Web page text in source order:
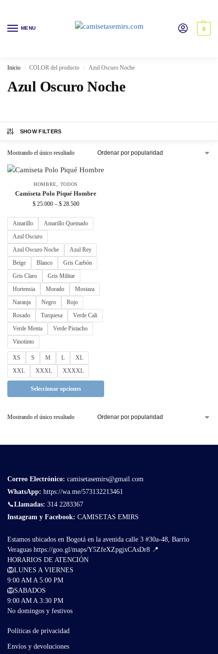
MENU 0
Inicio / COLOR del producto / Azul Oscuro Noche
Azul Oscuro Noche
SHOW FILTERS
Mostrando el único resultado
HOMBRE TODOS
Camiseta Polo Piqué Hombre
$25.000 – $28.500
Amarillo
Amarillo Quemado
Azul Oscuro
Azul Oscuro Noche
Azul Rey
Beige
Blanco
Gris Carbón
Gris Claro
Gris Militar
Hortensia
Morado
Mostaza
Naranja
Negro
Rojo
Rosado
Turquesa
Verde Cali
Verde Menta
Verde Pistacho
Vinotinto
XS S M L
XL
XXL
XXXL XXXXL
Seleccionar opciones
Mostrando el único resultado
Correo Electrónico: camisetasemirs@gmail.com
WhatsApp: https://wa.me/573132213461
📞Llamadas: 314 2283367
Instagram y Facebook: CAMISETAS EMIRS
Estamos ubicados en Bogotá en la avenida calle 3 #30a-48, Barrio
Veraguas https://goo.gl/maps/Y5ZfeXZpgjxCAsDr8 📍
HORARIOS DE ATENCIÓN
🦁LUNES A VIERNES
9:00 AM A 5:00 PM
🦁SABADOS
9:00 AM A 3:30 PM
No domingos y festivos
Políticas de privacidad
Envíos y devoluciones